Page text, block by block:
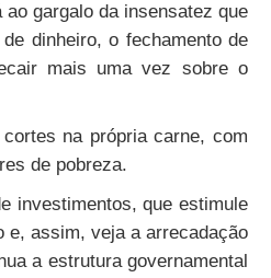
gargalo da insensatez que
dinheiro, o fechamento de
mais uma vez sobre o
na própria carne, com
de pobreza.
investimentos, que estimule
e, assim, veja a arrecadação
a estrutura governamental